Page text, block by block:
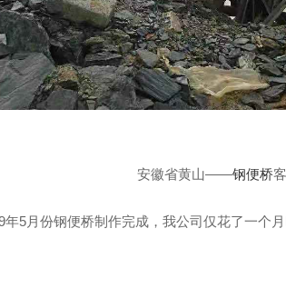
安徽省黄山——钢便桥
年5月份钢便桥制作完成，我公司仅花了一个